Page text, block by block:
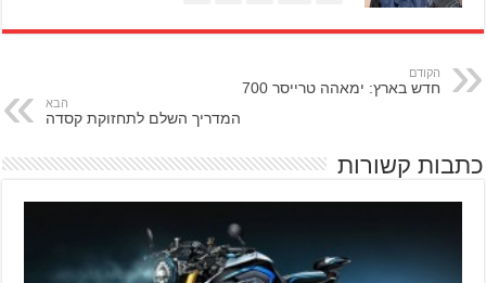
הקודם
חדש בארץ: ימאהה טרייסר 700
הבא
המדריך השלם לתחזוקת קסדה
כתבות קשורות